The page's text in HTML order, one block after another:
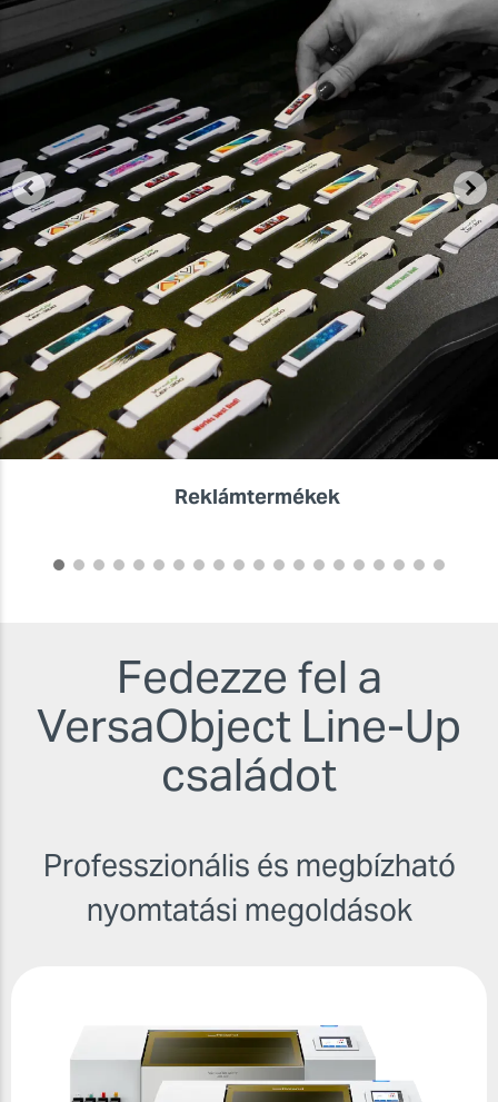
Reklámtermékek
Fedezze fel a
VersaObject Line-Up
családot
Professzionális és megbízható
nyomtatási megoldások